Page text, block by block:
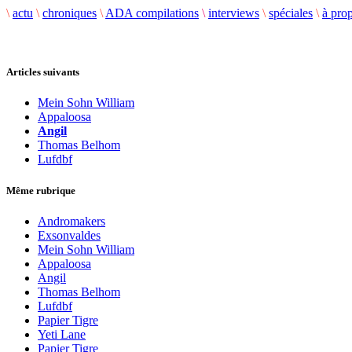
\ actu \ chroniques \ ADA compilations \ interviews \ spéciales \ à
Articles suivants
Mein Sohn William
Appaloosa
Angil
Thomas Belhom
Lufdbf
Même rubrique
Andromakers
Exsonvaldes
Mein Sohn William
Appaloosa
Angil
Thomas Belhom
Lufdbf
Papier Tigre
Yeti Lane
Papier Tigre